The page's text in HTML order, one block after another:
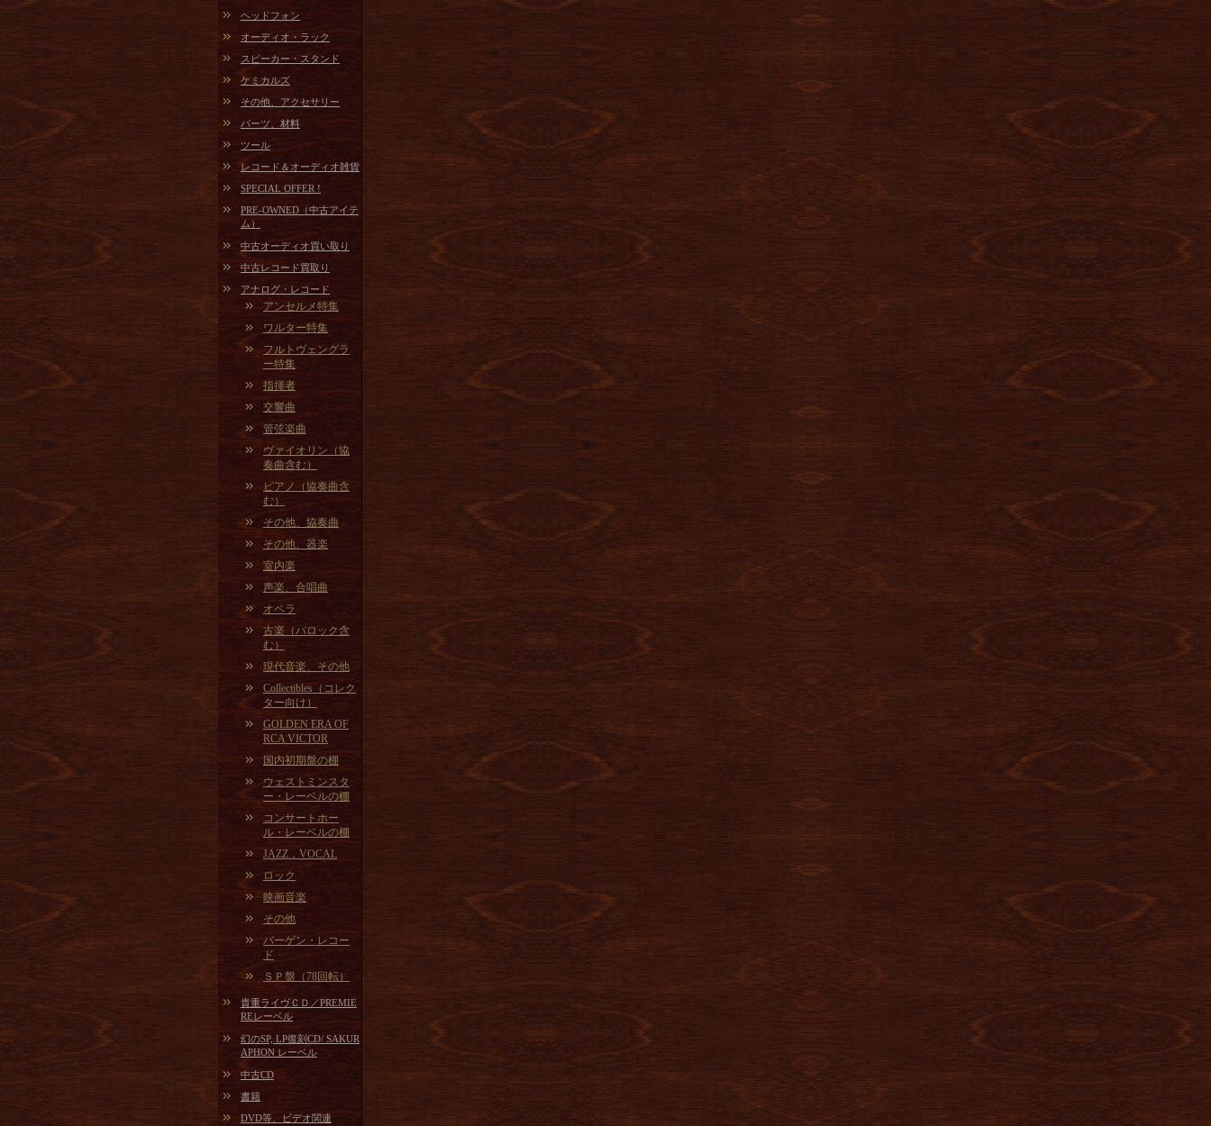
ヘッドフォン
オーディオ・ラック
スピーカー・スタンド
ケミカルズ
その他、アクセサリー
パーツ、材料
ツール
レコード＆オーディオ雑貨
SPECIAL OFFER !
PRE-OWNED（中古アイテ
ム）
中古オーディオ買い取り
中古レコード買取り
アナログ・レコード
アンセルメ特集
ワルター特集
フルトヴェングラ
ー特集
指揮者
交響曲
管弦楽曲
ヴァイオリン（協
奏曲含む）
ピアノ（協奏曲含
む）
その他、協奏曲
その他、器楽
室内楽
声楽、合唱曲
オペラ
古楽（バロック含
む）
現代音楽、その他
Collectibles（コレク
ター向け）
GOLDEN ERA OF
RCA VICTOR
国内初期盤の棚
ウェストミンスタ
ー・レーベルの棚
コンサートホー
ル・レーベルの棚
JAZZ，VOCAL
ロック
映画音楽
その他
バーゲン・レコー
ド
ＳＰ盤（78回転）
貴重ライヴＣＤ／PREMIE
REレーベル
幻のSP, LP復刻CD/ SAKUR
APHON レーベル
中古CD
書籍
DVD等、ビデオ関連